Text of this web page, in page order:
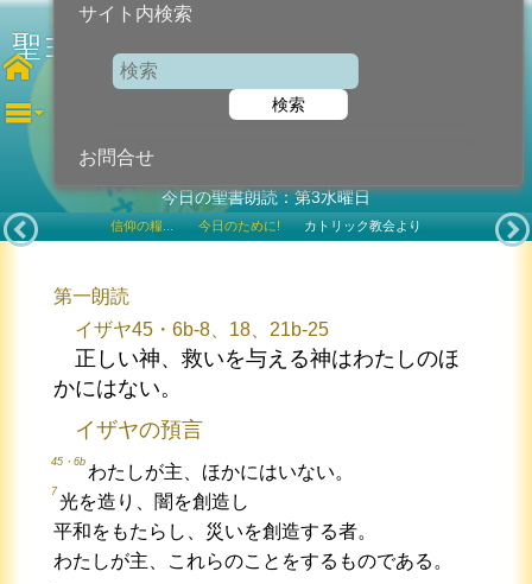
サイト内検索
検索
お問合せ
聖ヨハネ（十字架の） 司教教会博士
今日の聖書朗読：第3水曜日
信仰の糧... 今日のために! カトリック教会より
第一朗読
イザヤ45・6b-8、18、21b-25
正しい神、救いを与える神はわたしのほ
かにはない。
イザヤの預言
45・6b
わたしが主、ほかにはいない。
7
光を造り、闇を創造し
平和をもたらし、災いを創造する者。
わたしが主、これらのことをするものである。